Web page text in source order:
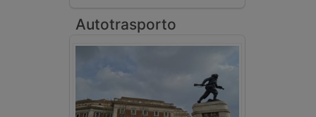
Autotrasporto